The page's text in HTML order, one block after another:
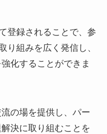
登録されることで、参
り組みを広く発信し、
化することができま
の場を提供し、パー
決に取り組むことを